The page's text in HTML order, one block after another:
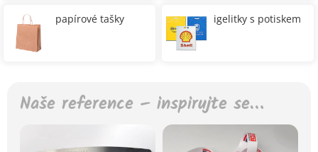
papírové tašky igelitky s potiskem
Naše reference – inspirujte se…